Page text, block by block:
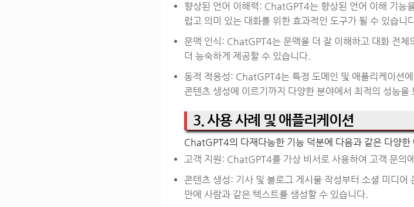
향상된 언어 이해력: ChatGPT4는 향상된 언어 이해 기능
럽고 의미 있는 대화를 위한 효과적인 도구가 될 수 있습니
문맥 인식: ChatGPT4는 문맥을 더 잘 이해하고 대화 전체
더 능숙하게 제공할 수 있습니다.
동적 적응성: ChatGPT4는 특정 도메인 및 애플리케이션
콘텐츠 생성에 이르기까지 다양한 분야에서 최적의 성능을
3. 사용 사례 및 애플리케이션
ChatGPT4의 다재다능한 기능 덕분에 다음과 같은 다양한
고객 지원: ChatGPT4를 가상 비서로 사용하여 고객 문의
콘텐츠 생성: 기사 및 블로그 게시물 작성부터 소셜 미디
만에 사람과 같은 텍스트를 생성할 수 있습니다.